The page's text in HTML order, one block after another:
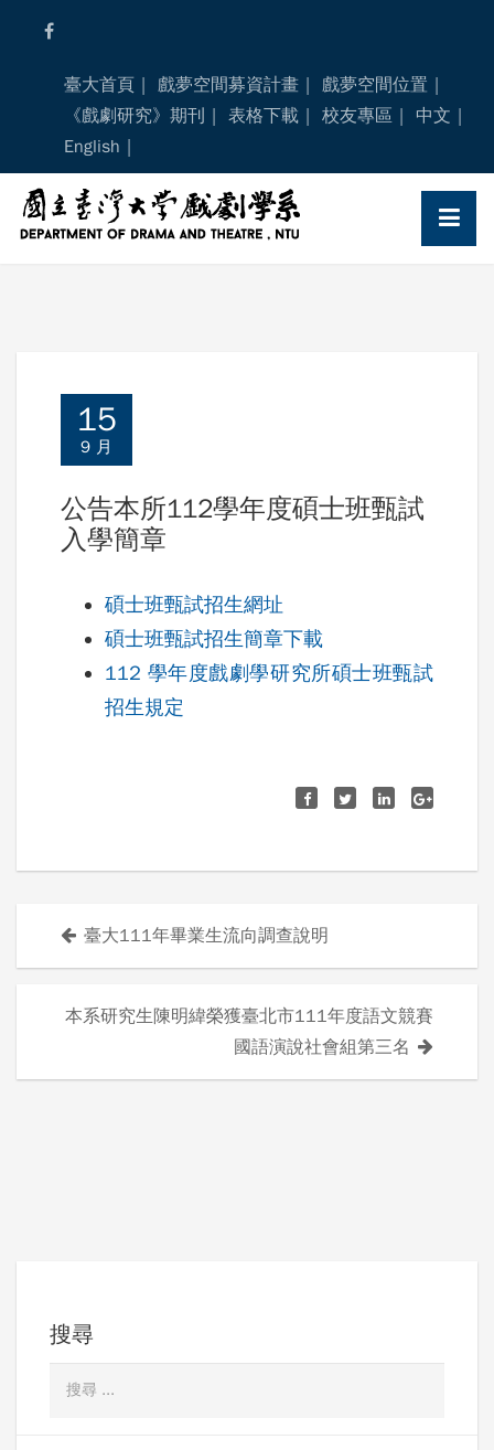
臺大首頁 戲夢空間募資計畫
戲夢空間位置
《戲劇研究》期刊
表格下載 校友專區
中文
English
15
9 月
公告本所112學年度碩士班甄試
入學簡章
碩士班甄試招生網址
碩士班甄試招生簡章下載
112 學年度戲劇學研究所碩士班甄試
招生規定
文
覽
臺大111年畢業生流向調查說明
本系研究生陳明緯榮獲臺北市111年度語文競賽
國語演說社會組第三名
搜尋